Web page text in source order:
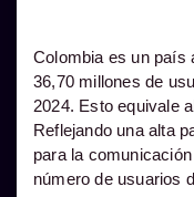
Colombia es un país
36,70 millones de
2024. Esto equivale
Reflejando una alta
para la
número de usuarios